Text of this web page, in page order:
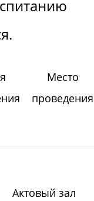
Место
проведения
Актовый зал